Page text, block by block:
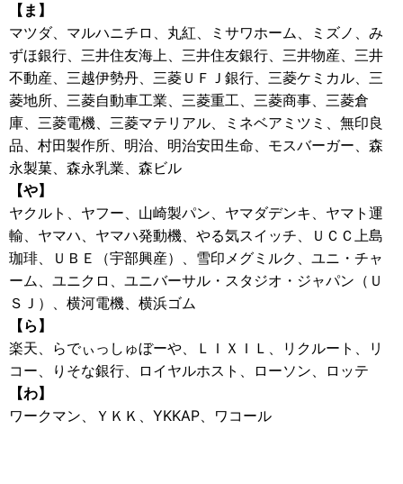
【ま】
マツダ、マルハニチロ、丸紅、ミサワホーム、ミズノ、み
ずほ銀行、三井住友海上、三井住友銀行、三井物産、三井
不動産、三越伊勢丹、三菱ＵＦＪ銀行、三菱ケミカル、三
菱地所、三菱自動車工業、三菱重工、三菱商事、三菱倉
庫、三菱電機、三菱マテリアル、ミネベアミツミ、無印良
品、村田製作所、明治、明治安田生命、モスバーガー、森
永製菓、森永乳業、森ビル
【や】
ヤクルト、ヤフー、山崎製パン、ヤマダデンキ、ヤマト運
輸、ヤマハ、ヤマハ発動機、やる気スイッチ、ＵＣＣ上島
珈琲、ＵＢＥ（宇部興産）、雪印メグミルク、ユニ・チャ
ーム、ユニクロ、ユニバーサル・スタジオ・ジャパン（Ｕ
ＳＪ）、横河電機、横浜ゴム
【ら】
楽天、らでぃっしゅぼーや、ＬＩＸＩＬ、リクルート、リ
コー、りそな銀行、ロイヤルホスト、ローソン、ロッテ
【わ】
ワークマン、ＹＫＫ、YKKAP、ワコール